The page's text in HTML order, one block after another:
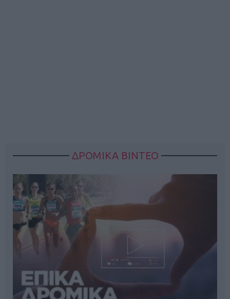
ΔΡΟΜΙΚΑ ΒΙΝΤΕΟ